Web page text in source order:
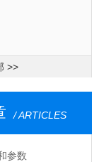
>>
/ ARTICLES
参数